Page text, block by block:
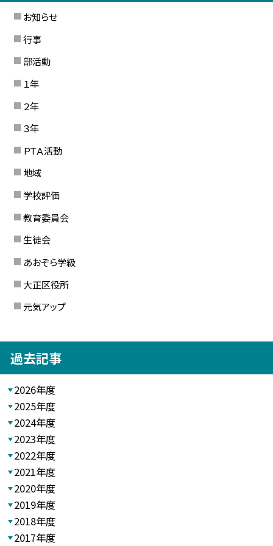
お知らせ
行事
部活動
１年
２年
３年
ＰＴＡ活動
地域
学校評価
教育委員会
生徒会
あおぞら学級
大正区役所
元気アップ
過去記事
2026年度
2025年度
2024年度
2023年度
2022年度
2021年度
2020年度
2019年度
2018年度
2017年度